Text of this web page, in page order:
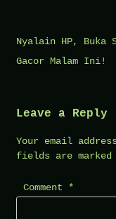
Post
navigation
Nyalain HP, Buka
Gacor Malam Ini!
Leave a Reply
Your email
fields are marked
Comment *